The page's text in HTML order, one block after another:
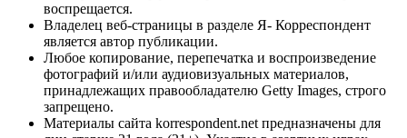
воспрещается.
Владелец веб-страницы в разделе Я- Корреспондент
является автор публикации.
Любое копирование, перепечатка и воспроизведение
фотографий и/или аудиовизуальных материалов,
принадлежащих правообладателю Getty Images, строго
запрещено.
Материалы сайта korrespondent.net предназначены для